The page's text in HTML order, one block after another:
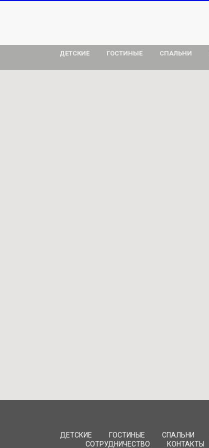
ДЕТСКИЕ ГОСТИНЫЕ СПАЛЬНИ
ДЕТСКИЕ ГОСТИНЫЕ СПАЛЬНИ
СОТРУДНИЧЕСТВО
КОНТАКТЫ